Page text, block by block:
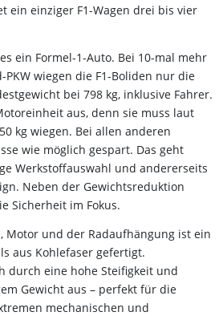
ein einziger F1-Wagen drei bis vier
ein Formel-1-Auto. Bei 10-mal mehr
wiegen die F1-Boliden nur die
bei 798 kg, inklusive Fahrer.
aus, denn sie muss laut
kg wiegen. Bei allen anderen
wie möglich gespart. Das geht
Werkstoffauswahl und andererseits
Neben der Gewichtsreduktion
Sicherheit im Fokus.
Motor und der Radaufhängung ist ein
aus Kohlefaser gefertigt.
durch eine hohe Steifigkeit und
Gewicht aus – perfekt für die
mechanischen und